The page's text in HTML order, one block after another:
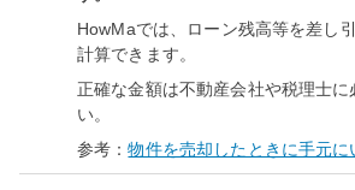
HowMaでは、ローン残高等を差し
計算できます。
正確な金額は不動産会社や税理士に
い。
参考：物件を売却したときに手元に